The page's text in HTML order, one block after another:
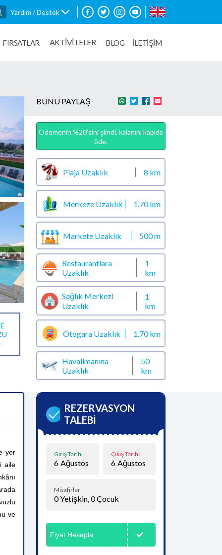
Yardım / Destek
FIRSATLAR AKTİVİTELER BLOG İLETİŞİM
BUNU PAYLAŞ
Ödemenin %20’sini şimdi, kalanını kapıda
öde.
Plaja Uzaklık 8 km
Merkeze Uzaklık 1.70 km
Markete Uzaklık 500 m
Restaurantlara
Uzaklık
1
km
Sağlık Merkezi
Uzaklık
1
km
Otogara Uzaklık 1.70 km
Havalimanına
Uzaklık
50
km
yer
aile
ve
REZERVASYON
TALEBİ
Giriş Tarihi
6 Ağustos
Çıkış Tarihi
6 Ağustos
Misafirler
0Yetişkin,0Çocuk
Fiyat Hesapla